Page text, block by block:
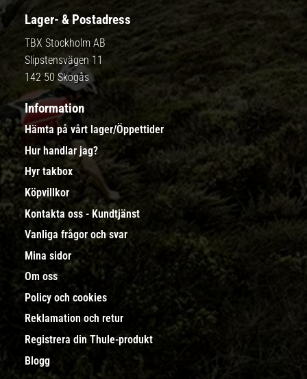
Lager- & Postadress
TBX Stockholm AB
Slipstensvägen 11
142 50 Skogås
Information
Hämta på vårt lager/Öppettider
Hur handlar jag?
Hyr takbox
Köpvillkor
Kontakta oss - Kundtjänst
Vanliga frågor och svar
Mina sidor
Om oss
Policy och cookies
Reklamation och retur
Registrera din Thule-produkt
Blogg